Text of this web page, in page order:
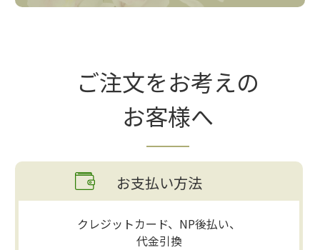
ご注文をお考えの
お客様へ
お支払い方法
クレジットカード、NP後払い、
代金引換